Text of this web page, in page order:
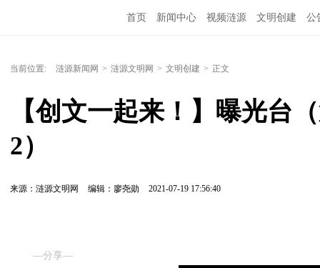
首页 新闻中心 视频涟源 文明创建 公
当前位置: 涟源新闻网 > 涟源文明网 > 文明创建 > 正文
【创文一起来！】曝光
2）
来源：涟源文明网 编辑：廖尧勋 2021-07-19 17:56:40
—分享—